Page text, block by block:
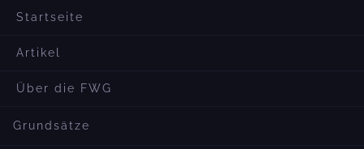
Startseite
Artikel
Über die FWG
Grundsätze